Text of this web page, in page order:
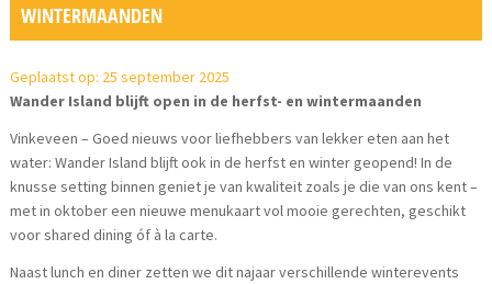
WINTERMAANDEN
Geplaatst op: 25 september 2025
Wander Island blijft open in de herfst- en wintermaanden
Vinkeveen – Goed nieuws voor liefhebbers van lekker eten aan het
water: Wander Island blijft ook in de herfst en winter geopend! In de
knusse setting binnen geniet je van kwaliteit zoals je die van ons kent –
met in oktober een nieuwe menukaart vol mooie gerechten, geschikt
voor shared dining óf à la carte.
Naast lunch en diner zetten we dit najaar verschillende winterevents